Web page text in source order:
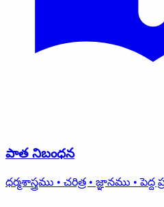
పాత నిబంధన
ధర్మశాస్త్రము • చరిత్ర • జ్ఞానము • పెద్ద